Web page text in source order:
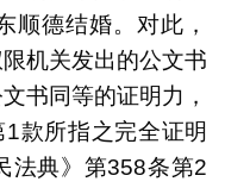
顺德结婚。对此，
机关发出的公文书
书同等的证明力，
款所指之完全证明
法典》第358条第2